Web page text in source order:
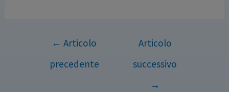
← Articolo
precedente
Articolo
successivo
→